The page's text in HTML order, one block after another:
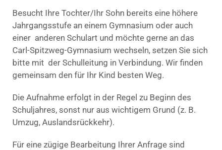
Besucht Ihre Tochter/Ihr Sohn bereits eine höhere
Jahrgangsstufe an einem Gymnasium oder auch
einer anderen Schulart und möchte gerne an das
Carl-Spitzweg-Gymnasium wechseln, setzen Sie sich
bitte mit der Schulleitung in Verbindung. Wir finden
gemeinsam den für Ihr Kind besten Weg.
Die Aufnahme erfolgt in der Regel zu Beginn des
Schuljahres, sonst nur aus wichtigem Grund (z. B.
Umzug, Auslandsrückkehr).
Für eine zügige Bearbeitung Ihrer Anfrage sind